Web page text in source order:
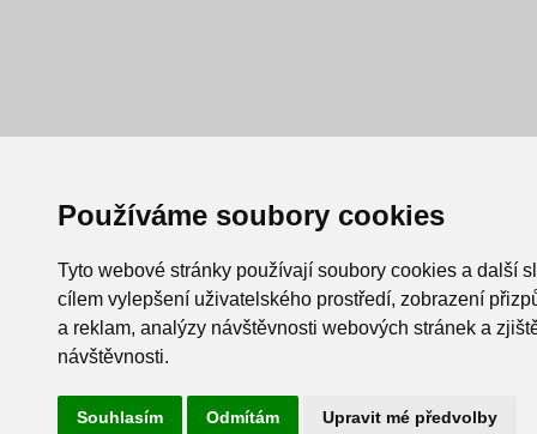
Používáme soubory cookies
Tyto webové stránky používají soubory cookies a další
cílem vylepšení uživatelského prostředí, zobrazení
a reklam, analýzy návštěvnosti webových stránek a
návštěvnosti.
Souhlasím Odmítám Upravit mé předvolby